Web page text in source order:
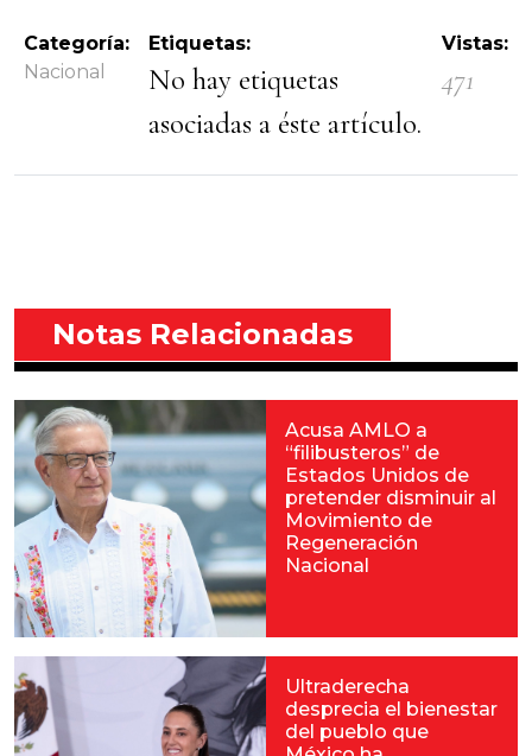
Categoría:
Nacional
Etiquetas:
No hay etiquetas
asociadas a éste artículo.
Vistas:
471
Notas Relacionadas
Acusa AMLO a
“filibusteros” de
Estados Unidos de
pretender disminuir al
Movimiento de
Regeneración
Nacional
Ultraderecha
desprecia el bienestar
del pueblo que